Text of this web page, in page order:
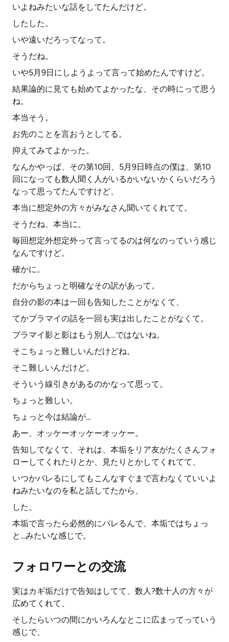
いよねみたいな話をしてたんだけど。
したした。
いや遠いだろってなって。
そうだね。
いや5月9日にしようよって言って始めたんですけど。
結果論的に見ても始めてよかったな、その時にって思う
ね。
本当そう。
お先のことを言おうとしてる。
抑えてみてよかった。
なんかやっぱ、その第10回、5月9日時点の僕は、第10
回になっても数人聞く人がいるかいないかくらいだろう
なって思ってたんですけど、
本当に想定外の方々がみなさん聞いてくれてて。
そうだね、本当に。
毎回想定外想定外って言ってるのは何なのっていう感じ
なんですけど。
確かに。
だからちょっと明確なその訳があって。
自分の影の本は一回も告知したことがなくて、
てかプラマイの話を一回も実は出したことがなくて。
プラマイ影と影はもう別人…ではないね。
そこちょっと難しいんだけどね。
そこ難しいんだけど。
そういう線引きがあるのかなって思って。
ちょっと難しい。
ちょっと今は結論が…
あー、オッケーオッケーオッケー。
告知してなくて、それは、本垢をリア友がたくさんフォ
ローしてくれたりとか、見たりとかしてくれてて、
いつかバレるにしてもこんなすぐまで言わなくていいよ
ねみたいなのを私と話してたから、
した。
本垢で言ったら必然的にバレるんで、本垢ではちょっ
と…みたいな感じで。
フォロワーとの交流
実はカギ垢だけで告知はしてて、数人?数十人の方々が
広めてくれて、
そしたらいつの間にかいろんなとこに広まってっていう
感じで、